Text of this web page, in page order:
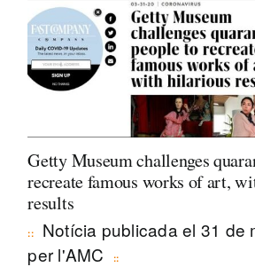
Getty Museum challenges
recreate famous works of art,
results
Notícia publicada el 31 de
per l'AMC